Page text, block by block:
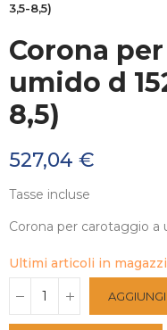
3,5-8,5)
Corona
umido d
8,5)
527,04 €
Tasse incluse
Corona per carotaggio a
Ultimi articoli in